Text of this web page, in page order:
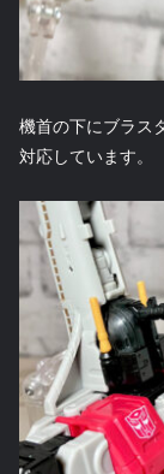
機首の下にブラス
対応しています。